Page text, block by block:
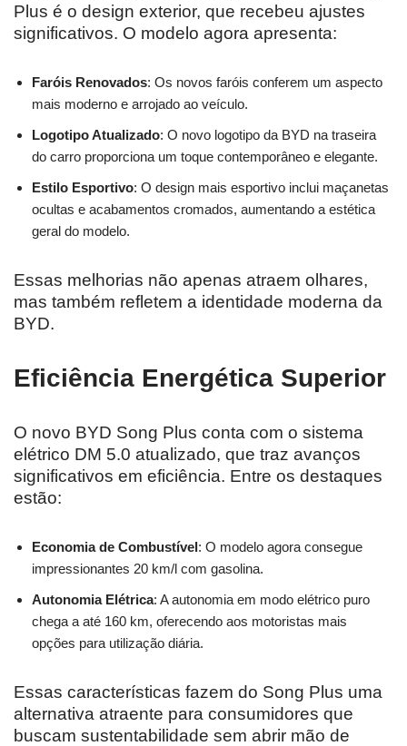
Plus é o design exterior, que recebeu ajustes
significativos. O modelo agora apresenta:
Faróis Renovados: Os novos faróis conferem um aspecto
mais moderno e arrojado ao veículo.
Logotipo Atualizado: O novo logotipo da BYD na traseira
do carro proporciona um toque contemporâneo e elegante.
Estilo Esportivo: O design mais esportivo inclui maçanetas
ocultas e acabamentos cromados, aumentando a estética
geral do modelo.
Essas melhorias não apenas atraem olhares,
mas também refletem a identidade moderna da
BYD.
Eficiência Energética Superior
O novo BYD Song Plus conta com o sistema
elétrico DM 5.0 atualizado, que traz avanços
significativos em eficiência. Entre os destaques
estão:
Economia de Combustível: O modelo agora consegue
impressionantes 20 km/l com gasolina.
Autonomia Elétrica: A autonomia em modo elétrico puro
chega a até 160 km, oferecendo aos motoristas mais
opções para utilização diária.
Essas características fazem do Song Plus uma
alternativa atraente para consumidores que
buscam sustentabilidade sem abrir mão de